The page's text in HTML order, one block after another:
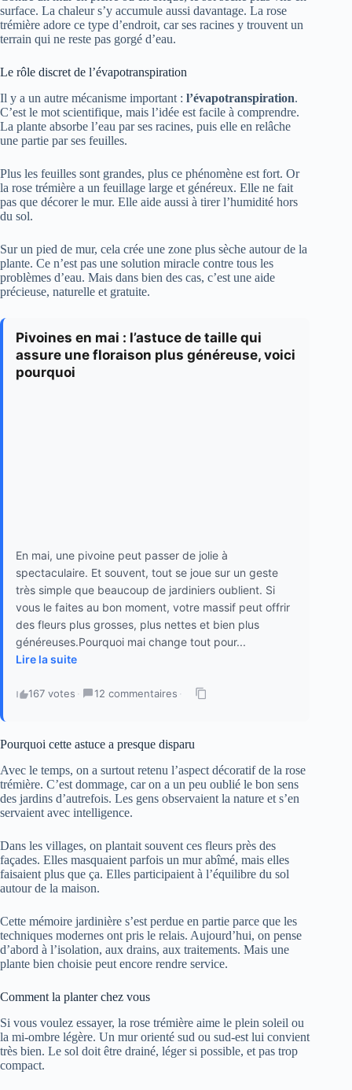
surface. La chaleur s’y accumule aussi davantage. La rose
trémière adore ce type d’endroit, car ses racines y trouvent un
terrain qui ne reste pas gorgé d’eau.
Le rôle discret de l’évapotranspiration
Il y a un autre mécanisme important : l’évapotranspiration.
C’est le mot scientifique, mais l’idée est facile à comprendre.
La plante absorbe l’eau par ses racines, puis elle en relâche
une partie par ses feuilles.
Plus les feuilles sont grandes, plus ce phénomène est fort. Or
la rose trémière a un feuillage large et généreux. Elle ne fait
pas que décorer le mur. Elle aide aussi à tirer l’humidité hors
du sol.
Sur un pied de mur, cela crée une zone plus sèche autour de la
plante. Ce n’est pas une solution miracle contre tous les
problèmes d’eau. Mais dans bien des cas, c’est une aide
précieuse, naturelle et gratuite.
Pivoines en mai : l’astuce de taille qui
assure une floraison plus généreuse, voici
pourquoi
En mai, une pivoine peut passer de jolie à
spectaculaire. Et souvent, tout se joue sur un geste
très simple que beaucoup de jardiniers oublient. Si
vous le faites au bon moment, votre massif peut offrir
des fleurs plus grosses, plus nettes et bien plus
généreuses.Pourquoi mai change tout pour...
Lire la suite
167 votes · 12 commentaires ·
Pourquoi cette astuce a presque disparu
Avec le temps, on a surtout retenu l’aspect décoratif de la rose
trémière. C’est dommage, car on a un peu oublié le bon sens
des jardins d’autrefois. Les gens observaient la nature et s’en
servaient avec intelligence.
Dans les villages, on plantait souvent ces fleurs près des
façades. Elles masquaient parfois un mur abîmé, mais elles
faisaient plus que ça. Elles participaient à l’équilibre du sol
autour de la maison.
Cette mémoire jardinière s’est perdue en partie parce que les
techniques modernes ont pris le relais. Aujourd’hui, on pense
d’abord à l’isolation, aux drains, aux traitements. Mais une
plante bien choisie peut encore rendre service.
Comment la planter chez vous
Si vous voulez essayer, la rose trémière aime le plein soleil ou
la mi-ombre légère. Un mur orienté sud ou sud-est lui convient
très bien. Le sol doit être drainé, léger si possible, et pas trop
compact.